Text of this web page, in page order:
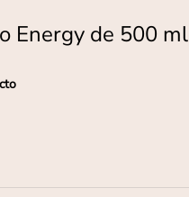
Energy de 500 ml